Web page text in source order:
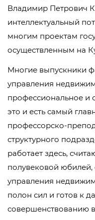
Владимир Петрович
интеллектуальный
многим проектам
осуществленным на
Многие выпускники
управления
профессиональное и
это и есть самый
профессорско-
структурного
работает здесь,
полувековой юбилей,
управления
полон сил и готов к
совершенствованию